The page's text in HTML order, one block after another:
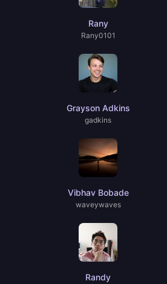
Rany
Rany0101
Grayson Adkins
gadkins
Vibhav Bobade
waveywaves
Randy